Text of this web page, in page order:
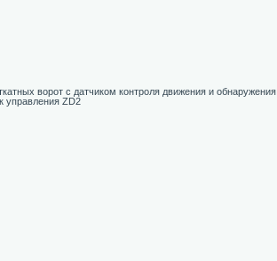
ворот с датчиком контроля движения и обнаружения
управления ZD2